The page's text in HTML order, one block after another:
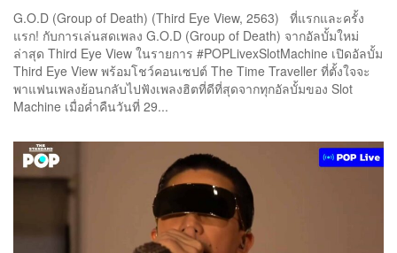
G.O.D (Group of Death) (Third Eye View, 2563) ที่แรกและครั้ง
แรก! กับการเล่นสดเพลง G.O.D (Group of Death) จากอัลบั้มใหม่
ล่าสุด Third Eye View ในรายการ #POPLivexSlotMachine เปิดอัลบั้ม
Third Eye View พร้อมโชว์คอนเซปต์ The Time Traveller ที่ตั้งใจจะ
พาแฟนเพลงย้อนกลับไปฟังเพลงฮิตที่ดีที่สุดจากทุกอัลบั้มของ Slot
Machine เมื่อค่ำคืนวันที่ 29...